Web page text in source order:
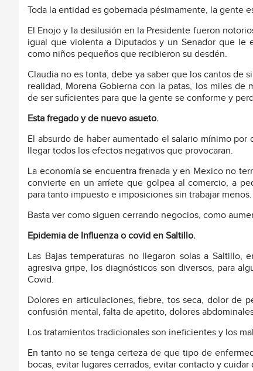
Toda la entidad es gobernada pésimamente, la gente
El Enojo y la desilusión en la Presidente fueron
igual que violenta a Diputados y un Senador que le
como niños pequeños que recibieron su desdén.
Claudia no es tonta, debe ya saber que los cantos de
realidad, Morena Gobierna con la patas, los miles de
de ser suficientes para que la gente se conforme y
Esta fregado y de nuevo asueto.
El absurdo de haber aumentado el salario mínimo
llegar todos los efectos negativos que provocaran.
La economía se encuentra frenada y en Mexico no
convierte en un arríete que golpea al comercio, a
para tanto impuesto e imposiciones sin trabajar menos.
Basta ver como siguen cerrando negocios, como
Epidemia de Influenza o covid en Saltillo.
Las Bajas temperaturas no llegaron solas a
agresiva gripe, los diagnósticos son diversos, para
Covid.
Dolores en articulaciones, fiebre, tos seca, dolor de
confusión mental, falta de apetito, dolores
Los tratamientos tradicionales son ineficientes y los
En tanto no se tenga certeza de que tipo de
bocas, evitar lugares cerrados, evitar contacto y